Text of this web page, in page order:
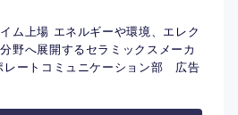
イム上場 エネルギーや環境、エレク
野へ展開するセラミックスメーカ
レートコミュニケーション部 広告